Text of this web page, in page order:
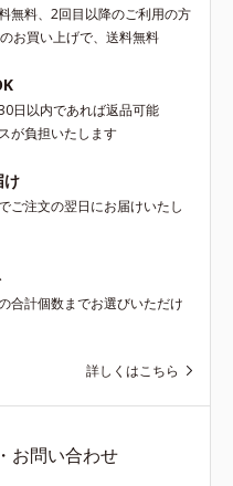
無料、2回目以降のご利用の方
お買い上げで、送料無料
日以内であれば返品可能
が負担いたします
け
ご注文の翌日にお届けいたし
合計個数までお選びいただけ
詳しくはこちら
お問い合わせ